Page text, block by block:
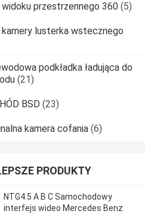
przestrzennego 360 (5)
lusterka wstecznego
podkładka ładująca do
(21)
BSD (23)
kamera cofania (6)
PRODUKTY
NTG4.5 A B C Samochodowy
interfejs wideo Mercedes Benz